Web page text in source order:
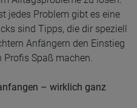
jedes Problem gibt es eine
sind Tipps, die dir speziell
Anfängern den Einstieg
Spaß machen.
– wirklich ganz